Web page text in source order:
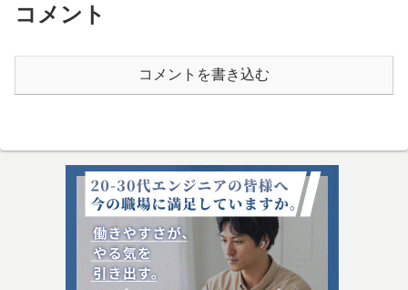
コメント
コメントを書き込む